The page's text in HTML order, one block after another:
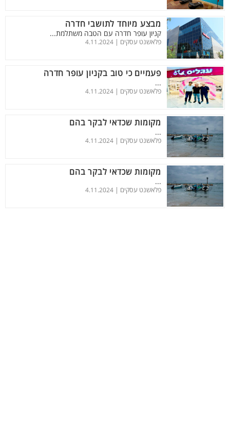
מבצע מיוחד לתושבי חדרה
קניון עופר חדרה עם הטבה משתלמת...
פלאשנט עסקים | 4.11.2024
פעמיים כי טוב בקניון עופר חדרה
...
פלאשנט עסקים | 4.11.2024
מקומות שכדאי לבקר בהם
...
פלאשנט עסקים | 4.11.2024
מקומות שכדאי לבקר בהם
...
פלאשנט עסקים | 4.11.2024